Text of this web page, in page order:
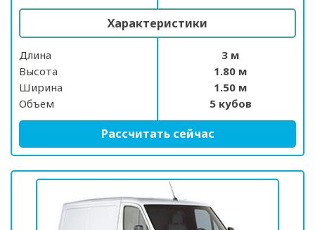
Характеристики
Длина
3 м
Высота
1.80 м
Ширина
1.50 м
Объем
5 кубов
Рассчитать сейчас